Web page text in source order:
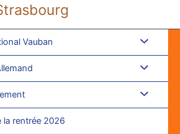
Vauban
la rentrée 2026